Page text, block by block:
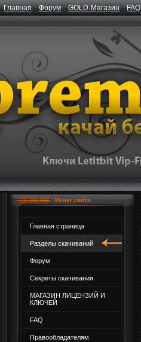
Главная Форум GOLD-Магазин FAQ
Меню сайта
Главная страница
Разделы скачиваний
Форум
Секреты скачивания
МАГАЗИН ЛИЦЕНЗИЙ И
КЛЮЧЕЙ
FAQ
Правообладателям